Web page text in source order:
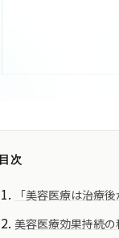
目次
「美容医療は治療
美容医療効果持続